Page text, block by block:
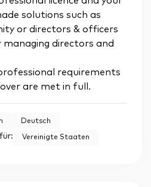
solutions such as
or directors & officers
directors and
requirements
are met in full.
Deutsch
Vereinigte Staaten